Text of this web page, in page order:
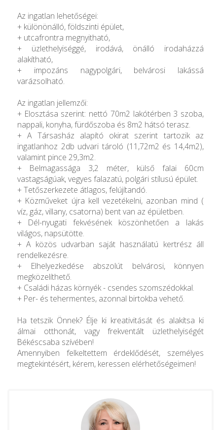
Az ingatlan lehetőségei:
+ különönálló, földszinti épület,
+ utcafrontra megnyitható,
+ üzlethelyiséggé, irodává, önálló irodaházzá
alakítható,
+ impozáns nagypolgári, belvárosi lakássá
varázsolható.
Az ingatlan jellemzői:
+ Elosztása szerint: nettó 70m2 lakótérben 3 szoba,
nappali, konyha, fürdőszoba és 8m2 hátsó terasz.
+ A Társasház alapító okirat szerint tartozik az
ingatlanhoz 2db udvari tároló (11,72m2 és 14,4m2),
valamint pince 29,3m2.
+ Belmagassága 3,2 méter, külső falai 60cm
vastagságúak, vegyes falazatú, polgári stílusú épület.
+ Tetőszerkezete átlagos, felújítandó.
+ Közműveket újra kell vezetékelni, azonban mind (
víz, gáz, villany, csatorna) bent van az épületben.
+ Dél-nyugati fekvésének köszönhetően a lakás
világos, napsütötte.
+ A közös udvarban saját használatú kertrész áll
rendelkezésre.
+ Elhelyezkedése abszolút belvárosi, könnyen
megközelíthető.
+ Családi házas környék - csendes szomszédokkal.
+ Per- és tehermentes, azonnal birtokba vehető.
Ha tetszik Önnek? Élje ki kreativitását és alakítsa ki
álmai otthonát, vagy frekventált üzlethelyiségét
Békéscsaba szívében!
Amennyiben felkeltettem érdeklődését, személyes
megtekintésért, kérem, keressen elérhetőségeimen!